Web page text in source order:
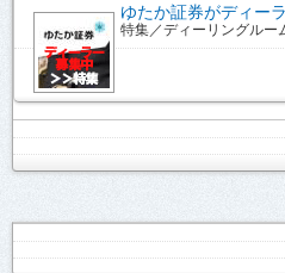
ゆたか証券がディー
特集／ディーリングルー